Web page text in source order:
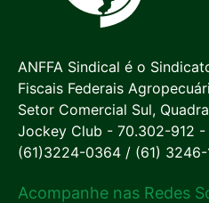
ANFFA Sindical é o
Fiscais Federais
Setor Comercial Sul,
Jockey Club - 70.302-912 -
(61)3224-0364 / (61)
Acompanhe nas Redes